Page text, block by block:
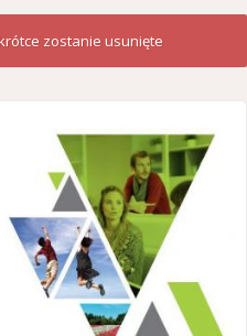
zostanie usunięte